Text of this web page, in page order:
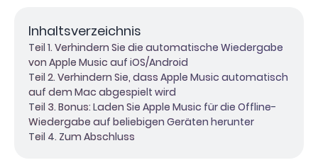
Inhaltsverzeichnis
Teil 1. Verhindern Sie die automatische Wiedergabe
von Apple Music auf iOS/Android
Teil 2. Verhindern Sie, dass Apple Music automatisch
auf dem Mac abgespielt wird
Teil 3. Bonus: Laden Sie Apple Music für die Offline-
Wiedergabe auf beliebigen Geräten herunter
Teil 4. Zum Abschluss